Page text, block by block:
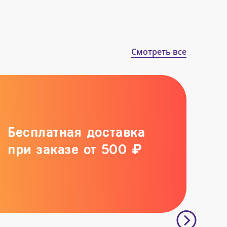
Смотреть все
Бесплатная доставка
при заказе от 500 ₽